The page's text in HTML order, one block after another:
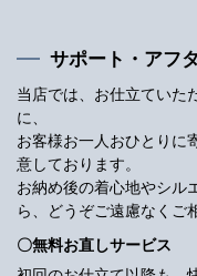
サポート・アフ
当店では、お仕立ていた
に、
お客様お一人おひとりに
意しております。
お納め後の着心地やシル
ら、どうぞご遠慮なくご
〇無料お直しサービス